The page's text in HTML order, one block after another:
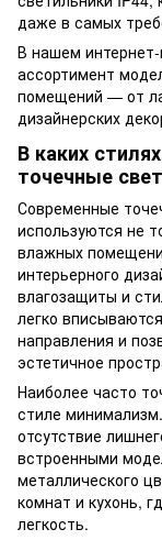
даже в самых
В нашем
ассортимент
помещений — от
дизайнерских
В каких
точечные
Современные
используются не
влажных
интерьерного
влагозащиты и
легко
направления и
эстетичное
Наиболее часто
стиле
отсутствие
встроенными
металлического
комнат и кухонь,
легкость.